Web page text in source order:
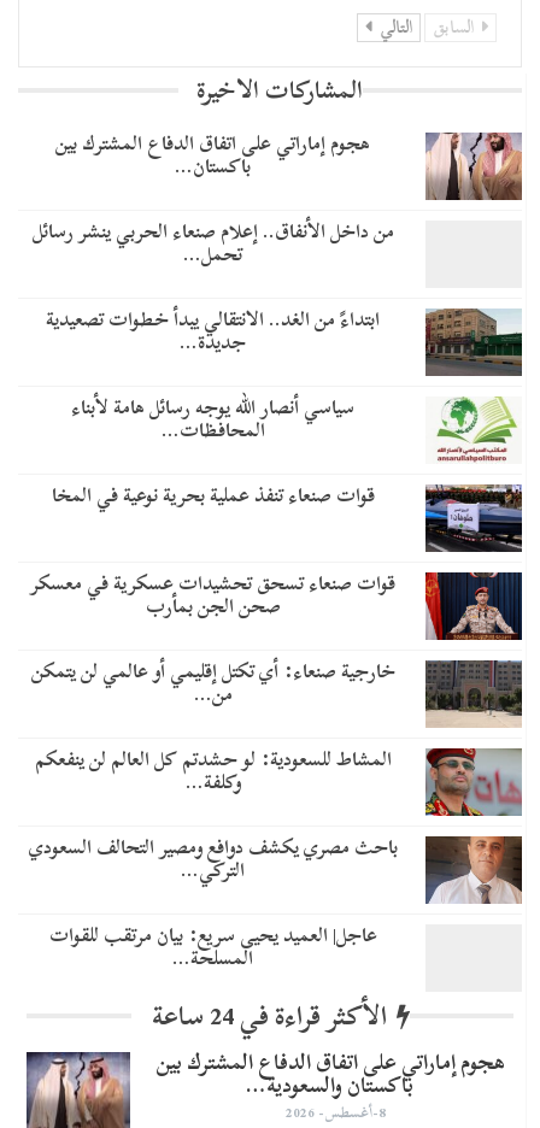
السابق التالي
المشاركات الاخيرة
هجوم إماراتي على اتفاق الدفاع المشترك بين
باكستان…
من داخل الأنفاق.. إعلام صنعاء الحربي ينشر رسائل
تحمل…
​ابتداءً من الغد.. الانتقالي يبدأ خطوات تصعيدية
جديدة…
سياسي أنصار الله يوجه رسائل هامة لأبناء
المحافظات…
قوات صنعاء تنفذ عملية بحرية نوعية في المخا
قوات صنعاء تسحق تحشيدات عسكرية في معسكر
صحن الجن بمأرب
خارجية صنعاء: أي تكتل إقليمي أو عالمي لن يتمكن
من…
المشاط للسعودية: لو حشدتم كل العالم لن ينفعكم
وكلفة…
باحث مصري يكشف دوافع ومصير التحالف السعودي
التركي…
عاجل| العميد يحيى سريع: بيان مرتقب للقوات
المسلحة…
الأكثر قراءة في 24 ساعة
هجوم إماراتي على اتفاق الدفاع المشترك بين
باكستان والسعودية…
8-أغسطس- 2026